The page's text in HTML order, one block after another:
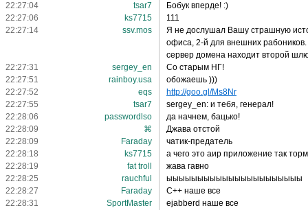
22:27:04
tsar7
Бобук вперде! :)
22:27:06
ks7715
111
22:27:14
ssv.mos
Я не дослушал Вашу страшную
офиса, 2-й для внешних
сервер домена находит второй
22:27:31
sergey_en
Со старым НГ!
22:27:51
rainboy.usa
обожаешь )))
22:27:52
eqs
http://goo.gl/Ms8Nr
22:27:55
tsar7
sergey_en: и тебя, генерал!
22:28:06
passwordlso
да начнем, бацько!
22:28:09
⌘
Джава отстой
22:28:09
Faraday
чатик-предатель
22:28:18
ks7715
а чего это аир приложение так
22:28:19
fat troll
жава гавно
22:28:25
rauchful
ыыыыыыыыыыыыыыыыыыыыыы
22:28:27
Faraday
C++ наше все
22:28:31
SportMaster
ejabberd наше все